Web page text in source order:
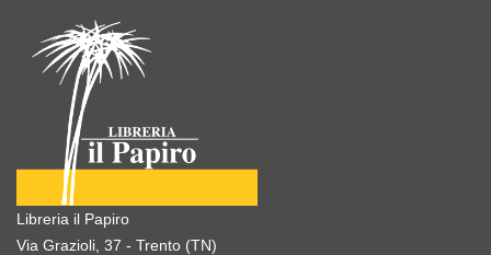
Libreria il Papiro
Via Grazioli, 37 - Trento (TN)